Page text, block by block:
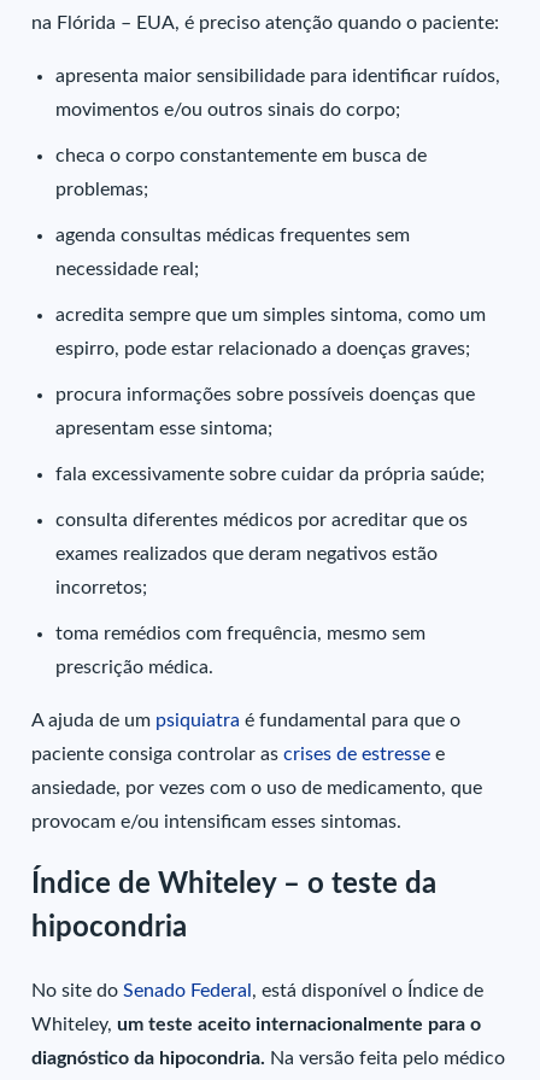
na Flórida – EUA, é preciso atenção quando o paciente:
apresenta maior sensibilidade para identificar ruídos,
movimentos e/ou outros sinais do corpo;
checa o corpo constantemente em busca de
problemas;
agenda consultas médicas frequentes sem
necessidade real;
acredita sempre que um simples sintoma, como um
espirro, pode estar relacionado a doenças graves;
procura informações sobre possíveis doenças que
apresentam esse sintoma;
fala excessivamente sobre cuidar da própria saúde;
consulta diferentes médicos por acreditar que os
exames realizados que deram negativos estão
incorretos;
toma remédios com frequência, mesmo sem
prescrição médica.
A ajuda de um psiquiatra é fundamental para que o
paciente consiga controlar as crises de estresse e
ansiedade, por vezes com o uso de medicamento, que
provocam e/ou intensificam esses sintomas.
Índice de Whiteley – o teste da
hipocondria
No site do Senado Federal, está disponível o Índice de
Whiteley,um teste aceito internacionalmente para o
diagnóstico da hipocondria. Na versão feita pelo médico